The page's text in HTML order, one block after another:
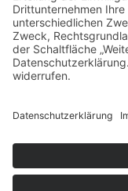
© 2026 Tietge GmbH,